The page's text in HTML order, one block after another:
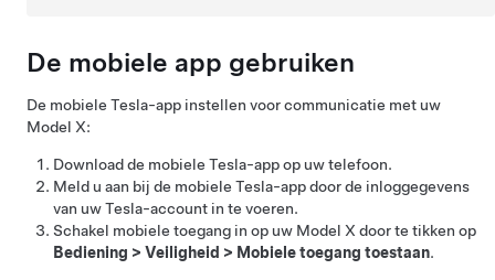
De mobiele app gebruiken
De mobiele Tesla-app instellen voor communicatie met uw
Model X:
Download de mobiele Tesla-app op uw telefoon.
Meld u aan bij de mobiele Tesla-app door de inloggegevens
van uw Tesla-account in te voeren.
Schakel mobiele toegang in op uw Model X door te tikken op
Bediening > Veiligheid > Mobiele toegang toestaan.